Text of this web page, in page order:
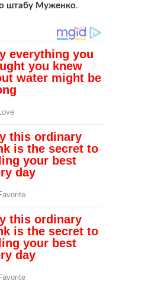
штабу Муженко.